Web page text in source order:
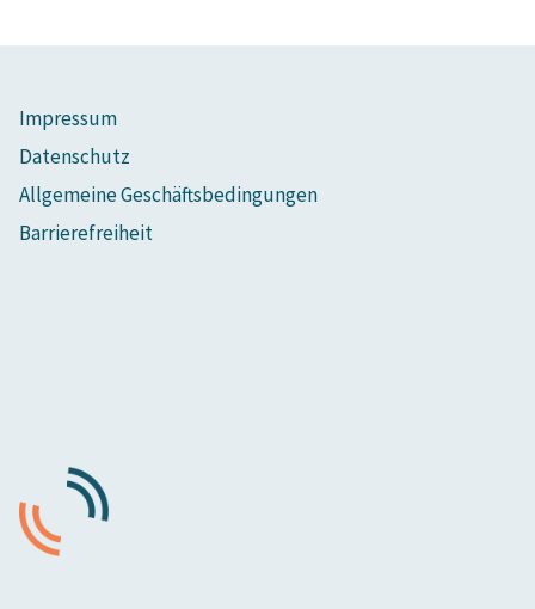
Impressum
Datenschutz
Allgemeine Geschäftsbedingungen
Barrierefreiheit